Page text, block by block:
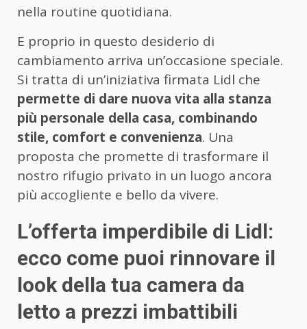
nella routine quotidiana.
E proprio in questo desiderio di
cambiamento arriva un’occasione speciale.
Si tratta di un’iniziativa firmata Lidl che
permette di dare nuova vita alla stanza
più personale della casa, combinando
stile, comfort e convenienza. Una
proposta che promette di trasformare il
nostro rifugio privato in un luogo ancora
più accogliente e bello da vivere.
L’offerta imperdibile di Lidl:
ecco come puoi rinnovare il
look della tua camera da
letto a prezzi imbattibili